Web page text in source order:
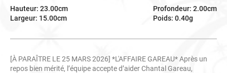
Hauteur: 23.00cm
Largeur: 15.00cm
Profondeur: 2.00cm
Poids: 0.40g
[À PARAÎTRE LE 25 MARS 2026] *L'AFFAIRE GAREAU* Après un
repos bien mérité, l’équipe accepte d’aider Chantal Gareau,